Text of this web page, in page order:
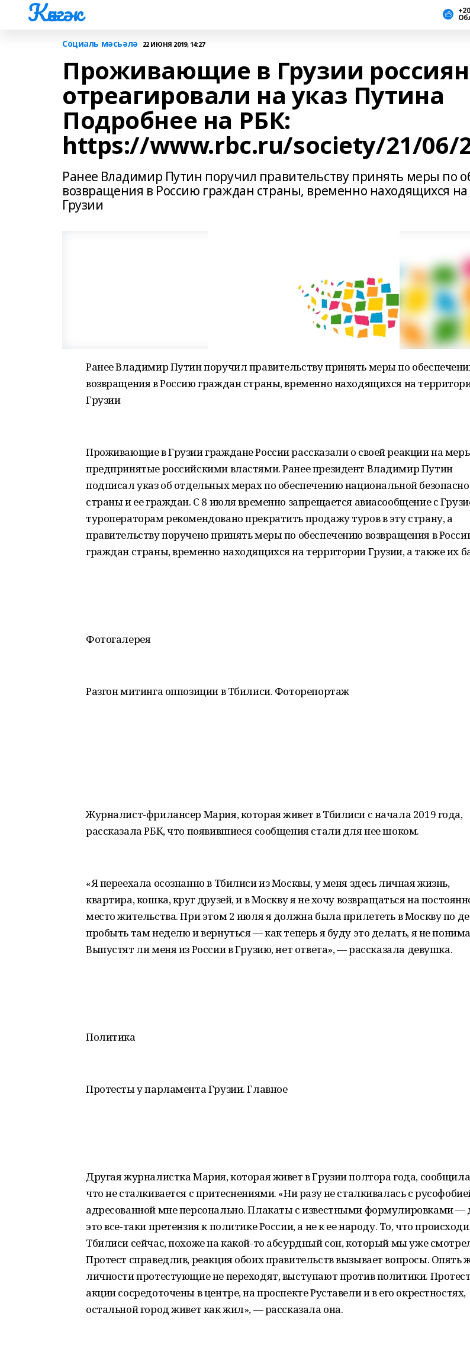
Көнгәк
Социаль мәсьәлә 22 ИЮНЯ 2019, 14:27
Проживающие в Грузии
отреагировали на указ Путина
Подробнее на РБК:
https://www.rbc.ru/society/21/06/
Ранее Владимир Путин поручил правительству принять меры по
возвращения в Россию граждан страны, временно находящихся
Грузии
Ранее Владимир Путин поручил правительству принять меры по
возвращения в Россию граждан страны, временно находящихся на
Грузии
Проживающие в Грузии граждане России рассказали о своей реакции на
предпринятые российскими властями. Ранее президент Владимир Путин
подписал указ об отдельных мерах по обеспечению национальной
страны и ее граждан. С 8 июля временно запрещается авиасообщение с
туроператорам рекомендовано прекратить продажу туров в эту страну, а
правительству поручено принять меры по обеспечению возвращения в
граждан страны, временно находящихся на территории Грузии, а также их
Фотогалерея
Разгон митинга оппозиции в Тбилиси. Фоторепортаж
Журналист-фрилансер Мария, которая живет в Тбилиси с начала 2019 года,
рассказала РБК, что появившиеся сообщения стали для нее шоком.
«Я переехала осознанно в Тбилиси из Москвы, у меня здесь личная жизнь,
квартира, кошка, круг друзей, и в Москву я не хочу возвращаться на
место жительства. При этом 2 июля я должна была прилететь в Москву по
пробыть там неделю и вернуться — как теперь я буду это делать, я не
Выпустят ли меня из России в Грузию, нет ответа», — рассказала девушка.
Политика
Протесты у парламента Грузии. Главное
Другая журналистка Мария, которая живет в Грузии полтора года,
что не сталкивается с притеснениями. «Ни разу не сталкивалась с
адресованной мне персонально. Плакаты с известными формулировками —
это все-таки претензия к политике России, а не к ее народу. То, что
Тбилиси сейчас, похоже на какой-то абсурдный сон, который мы уже
Протест справедлив, реакция обоих правительств вызывает вопросы. Опять
личности протестующие не переходят, выступают против политики.
акции сосредоточены в центре, на проспекте Руставели и в его окрестностях,
остальной город живет как жил», — рассказала она.